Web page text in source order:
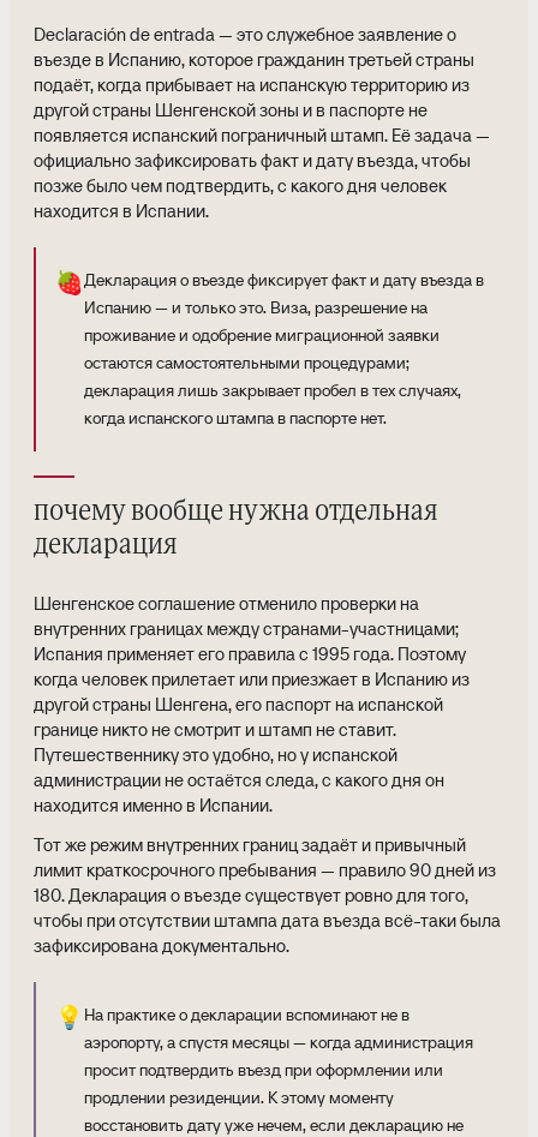
Declaración de entrada — это служебное заявление о
въезде в Испанию, которое гражданин третьей страны
подаёт, когда прибывает на испанскую территорию из
другой страны Шенгенской зоны и в паспорте не
появляется испанский пограничный штамп. Её задача —
официально зафиксировать факт и дату въезда, чтобы
позже было чем подтвердить, с какого дня человек
находится в Испании.
🍓Декларация о въезде фиксирует факт и дату въезда в
Испанию — и только это. Виза, разрешение на
проживание и одобрение миграционной заявки
остаются самостоятельными процедурами;
декларация лишь закрывает пробел в тех случаях,
когда испанского штампа в паспорте нет.
почему вообще нужна отдельная
декларация
Шенгенское соглашение отменило проверки на
внутренних границах между странами-участницами;
Испания применяет его правила с 1995 года. Поэтому
когда человек прилетает или приезжает в Испанию из
другой страны Шенгена, его паспорт на испанской
границе никто не смотрит и штамп не ставит.
Путешественнику это удобно, но у испанской
администрации не остаётся следа, с какого дня он
находится именно в Испании.
Тот же режим внутренних границ задаёт и привычный
лимит краткосрочного пребывания — правило 90 дней из
180. Декларация о въезде существует ровно для того,
чтобы при отсутствии штампа дата въезда всё-таки была
зафиксирована документально.
💡 На практике о декларации вспоминают не в
аэропорту, а спустя месяцы — когда администрация
просит подтвердить въезд при оформлении или
продлении резиденции. К этому моменту
восстановить дату уже нечем, если декларацию не